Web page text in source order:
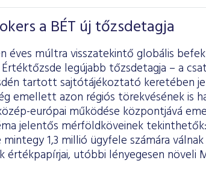
a BÉT új tőzsdetagja
éves múltra visszatekintő globális
legújabb tőzsdetagja – a
tartott sajtótájékoztató keretében
emellett azon régiós törekvésének is
európai működése központjává
jelentős mérföldköveinek
1,3 millió ügyfele számára
értékpapírjai, utóbbi lényegesen növeli